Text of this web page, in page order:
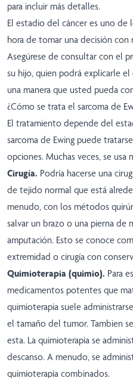
para incluir más detalles.
El estadio del cáncer es uno de
hora de tomar una decisión
Asegúrese de consultar con el
su hijo, quien podrá explicarle
una manera que usted pueda
¿Cómo se trata el sarcoma de
El tratamiento depende del
sarcoma de Ewing puede
opciones. Muchas veces, se usa
Cirugía. Podría hacerse una
de tejido normal que está
menudo, con los métodos
salvar un brazo o una pierna de
amputación. Esto se conoce
extremidad o cirugía con
Quimioterapia (quimio). Para
medicamentos potentes que
quimioterapia suele
el tamaño del tumor. Tambien
esta. La quimioterapia se
descanso. A menudo, se
quimioterapia combinados.